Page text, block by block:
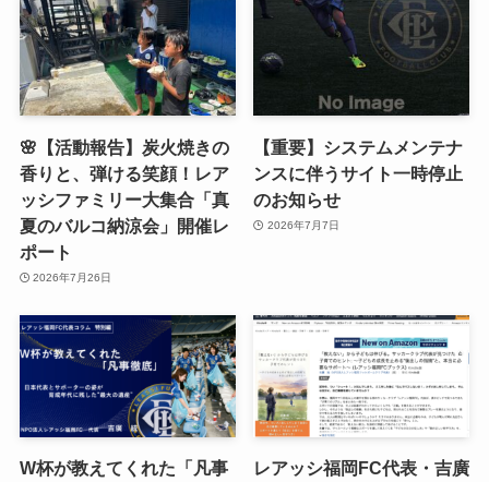
🌸【活動報告】炭火焼きの
香りと、弾ける笑顔！レア
ッシファミリー大集合「真
夏のバルコ納涼会」開催レ
ポート
2026年7月26日
【重要】システムメンテナ
ンスに伴うサイト一時停止
のお知らせ
2026年7月7日
W杯が教えてくれた「凡事
レアッシ福岡FC代表・吉廣